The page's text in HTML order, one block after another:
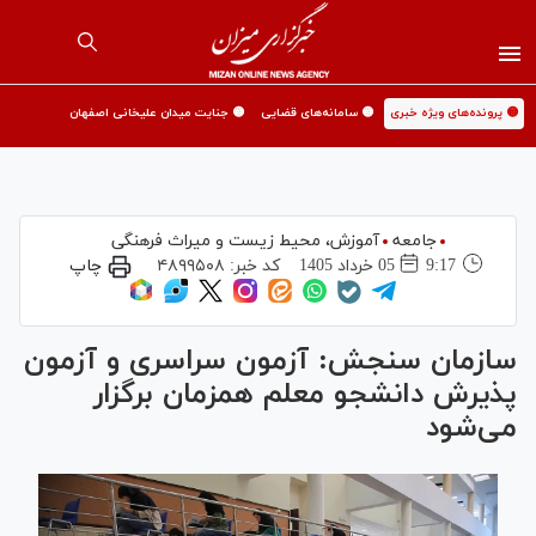
🟡 پرونده‌های ویژه خبری 🟡 سامانه‌های قضایی 🟡 جنایت میدان علیخانی اصفهان
جامعه
آموزش،‌ محیط زیست و میراث فرهنگی
9:17
05 خرداد 1405 کد خبر: ۴۸۹۹۵۰۸ چاپ
سازمان سنجش: آزمون سراسری و آزمون
پذیرش دانشجو معلم همزمان برگزار
می‌شود